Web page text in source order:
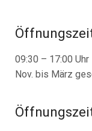
09:30 – 17:00 Uhr
Nov. bis März